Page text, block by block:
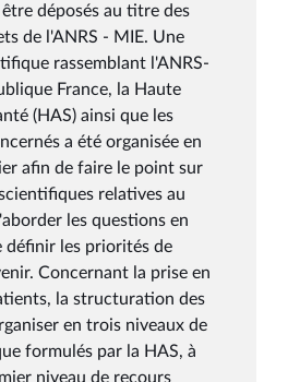
déposés au titre des
de l'ANRS - MIE. Une
rassemblant l'ANRS-
France, la Haute
(HAS) ainsi que les
a été organisée en
afin de faire le point sur
relatives au
les questions en
définir les priorités de
Concernant la prise en
la structuration des
en trois niveaux de
formulés par la HAS, à
niveau de recours